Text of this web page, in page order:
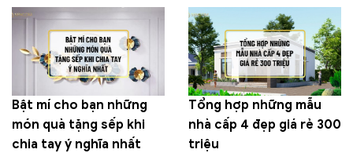
Bật mí cho bạn những
món quà tặng sếp khi
chia tay ý nghĩa nhất
Tổng hợp những mẫu
nhà cấp 4 đẹp giá rẻ 300
triệu